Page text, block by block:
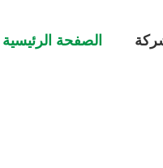
الصفحة الرئيسية